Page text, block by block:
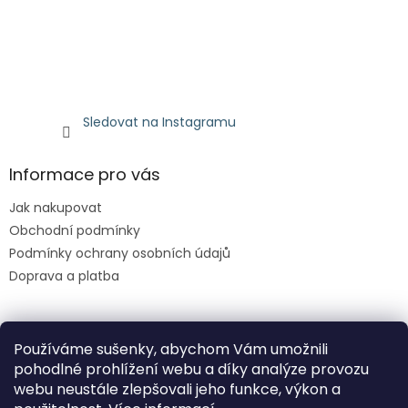
Používáme sušenky, abychom Vám umožnili
pohodlné prohlížení webu a díky analýze provozu
webu neustále zlepšovali jeho funkce, výkon a
Sledovat na Instagramu
Informace pro vás
Jak nakupovat
Obchodní podmínky
Podmínky ochrany osobních údajů
Doprava a platba
Facebook